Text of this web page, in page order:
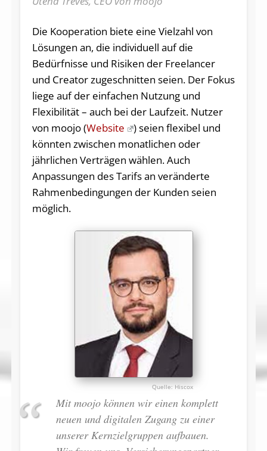
Die Kooperation biete eine Vielzahl von
Lösungen an, die individuell auf die
Bedürfnisse und Risiken der Freelancer
und Creator zugeschnitten seien. Der Fokus
liege auf der einfachen Nutzung und
Flexibilität – auch bei der Laufzeit. Nutzer
von moojo (Website
) seien flexibel und
könnten zwischen monatlichen oder
jährlichen Verträgen wählen. Auch
Anpassungen des Tarifs an veränderte
Rahmenbedingungen der Kunden seien
möglich.
Hiscox
Mit moojo können wir einen komplett
neuen und digitalen Zugang zu einer
unserer Kernzielgruppen aufbauen.